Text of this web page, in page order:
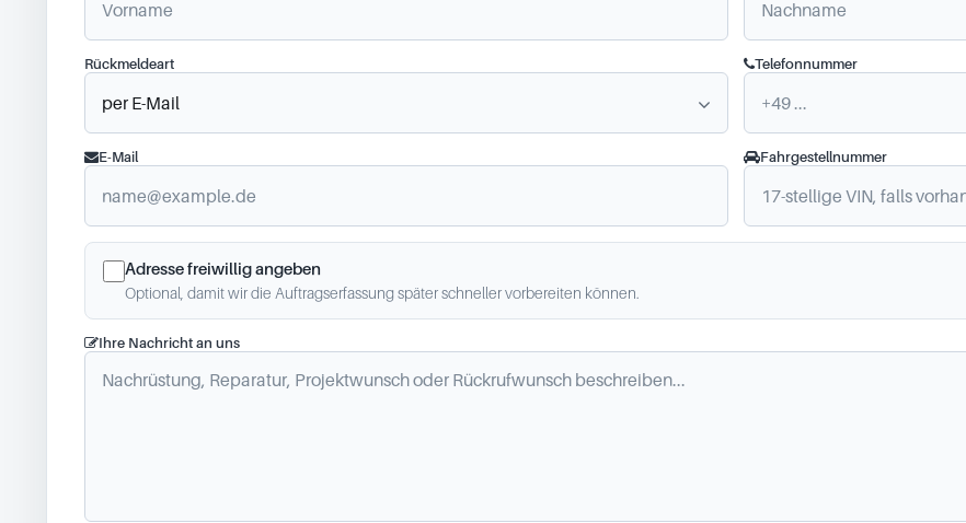
Rückmeldeart Telefonnummer
E-Mail Fahrgestellnummer
Adresse freiwillig angeben
Optional, damit wir die Auftragserfassung später schneller vorbereiten können.
Ihre Nachricht an uns